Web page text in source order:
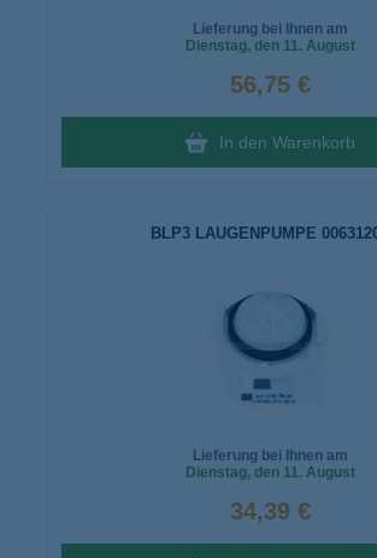
Lieferung bei Ihnen am
Dienstag, den 11. August
56,75 €
In den Warenkorb
BLP3 LAUGENPUMPE
Lieferung bei Ihnen am
Dienstag, den 11. August
34,39 €